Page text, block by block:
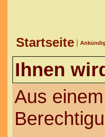
Startseite
Ihnen
Aus